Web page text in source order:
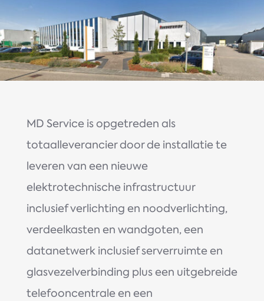
MD Service is opgetreden als
totaalleverancier door de installatie te
leveren van een nieuwe
elektrotechnische infrastructuur
inclusief verlichting en noodverlichting,
verdeelkasten en wandgoten, een
datanetwerk inclusief serverruimte en
glasvezelverbinding plus een uitgebreide
telefooncentrale en een